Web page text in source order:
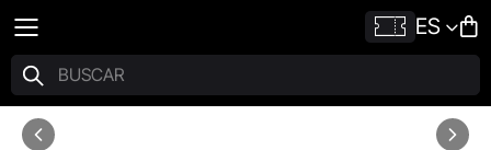
ES